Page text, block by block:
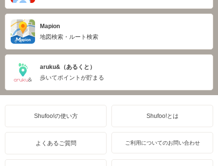
Mapion
地図検索・ルート検索
aruku&（あるくと）
歩いてポイントが貯まる
Shufoo!の使い方 Shufoo!とは
よくあるご質問 ご利用についてのお問い合わせ